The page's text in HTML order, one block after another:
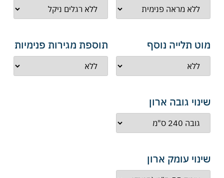
מוט תלייה נוסף תוספת מגירות פנימיות
שינוי גובה ארון
שינוי עומק ארון